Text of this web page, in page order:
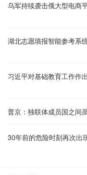
乌军持续袭击俄大型电商
习近平对基础教育工作作